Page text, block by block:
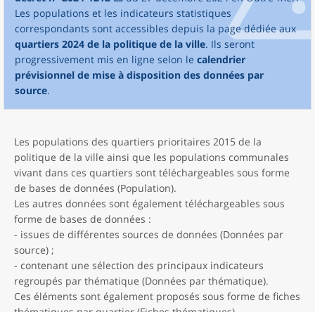
Les populations et les indicateurs statistiques
correspondants sont accessibles depuis la page dédiée aux
quartiers 2024 de la politique de la ville. Ils seront
progressivement mis en ligne selon le calendrier
prévisionnel de mise à disposition des données par
source.
Les populations des quartiers prioritaires 2015 de la
politique de la ville ainsi que les populations communales
vivant dans ces quartiers sont téléchargeables sous forme
de bases de données (Population).
Les autres données sont également téléchargeables sous
forme de bases de données :
- issues de différentes sources de données (Données par
source) ;
- contenant une sélection des principaux indicateurs
regroupés par thématique (Données par thématique).
Ces éléments sont également proposés sous forme de fiches